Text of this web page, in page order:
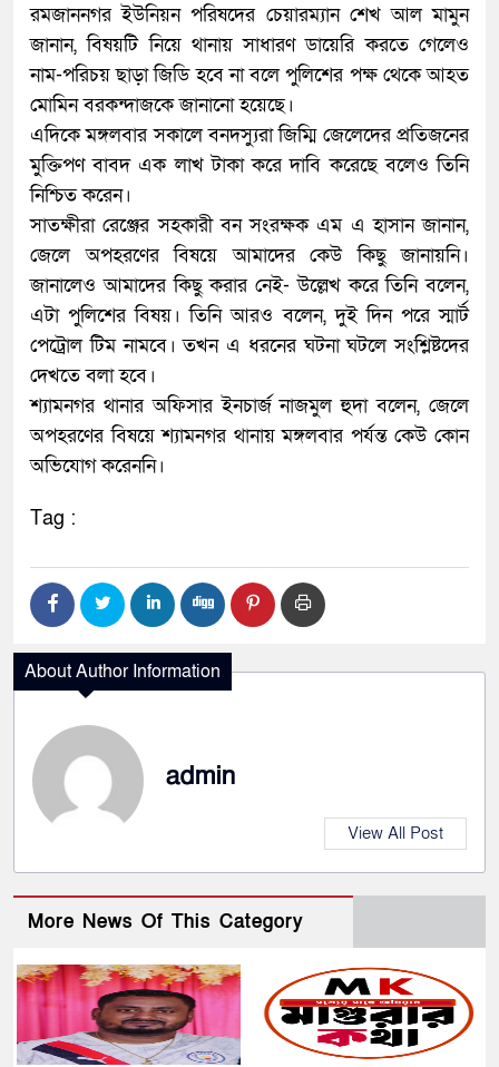
রমজাননগর ইউনিয়ন পরিষদের চেয়ারম্যান শেখ আল মামুন
জানান, বিষয়টি নিয়ে থানায় সাধারণ ডায়েরি করতে গেলেও
নাম-পরিচয় ছাড়া জিডি হবে না বলে পুলিশের পক্ষ থেকে আহত
মোমিন বরকন্দাজকে জানানো হয়েছে।
এদিকে মঙ্গলবার সকালে বনদস্যুরা জিম্মি জেলেদের প্রতিজনের
মুক্তিপণ বাবদ এক লাখ টাকা করে দাবি করেছে বলেও তিনি
নিশ্চিত করেন।
সাতক্ষীরা রেঞ্জের সহকারী বন সংরক্ষক এম এ হাসান জানান,
জেলে অপহরণের বিষয়ে আমাদের কেউ কিছু জানায়নি।
জানালেও আমাদের কিছু করার নেই- উল্লেখ করে তিনি বলেন,
এটা পুলিশের বিষয়। তিনি আরও বলেন, দুই দিন পরে স্মার্ট
পেট্রোল টিম নামবে। তখন এ ধরনের ঘটনা ঘটলে সংশ্লিষ্টদের
দেখতে বলা হবে।
শ্যামনগর থানার অফিসার ইনচার্জ নাজমুল হুদা বলেন, জেলে
অপহরণের বিষয়ে শ্যামনগর থানায় মঙ্গলবার পর্যন্ত কেউ কোন
অভিযোগ করেননি।
Tag :
About Author Information
admin
View All Post
More News Of This Category